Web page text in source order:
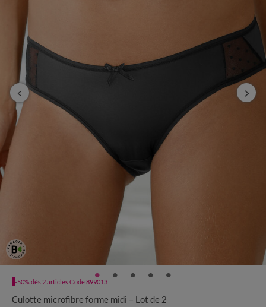
-50% dès 2 articles Code 899013
Culotte microfibre forme midi – Lot de 2